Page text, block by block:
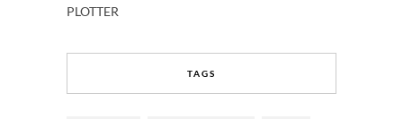
PLOTTER
TAGS